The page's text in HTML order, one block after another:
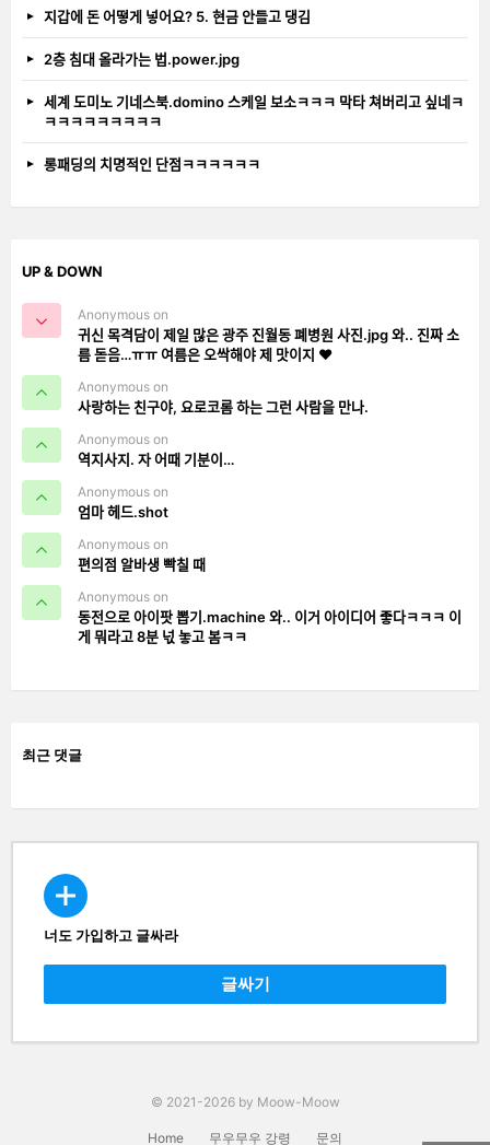
지갑에 돈 어떻게 넣어요? 5. 현금 안들고 댕김
2층 침대 올라가는 법.power.jpg
세계 도미노 기네스북.domino 스케일 보소ㅋㅋㅋ 막타 쳐버리고 싶네ㅋ
ㅋㅋㅋㅋㅋㅋㅋㅋㅋ
롱패딩의 치명적인 단점ㅋㅋㅋㅋㅋㅋ
UP & DOWN
Anonymous on
귀신 목격담이 제일 많은 광주 진월동 폐병원 사진.jpg 와.. 진짜 소
름 돋음…ㅠㅠ 여름은 오싹해야 제 맛이지 ❤️
Anonymous on
사랑하는 친구야, 요로코롬 하는 그런 사람을 만나.
Anonymous on
역지사지. 자 어때 기분이…
Anonymous on
엄마 헤드.shot
Anonymous on
편의점 알바생 빡칠 때
Anonymous on
동전으로 아이팟 뽑기.machine 와.. 이거 아이디어 좋다ㅋㅋㅋ 이
게 뭐라고 8분 넋 놓고 봄ㅋㅋ
최근 댓글
CREATE
너도 가입하고 글싸라
글싸기
© 2021-2026 by Moow-Moow
Home 무우무우 강령 문의